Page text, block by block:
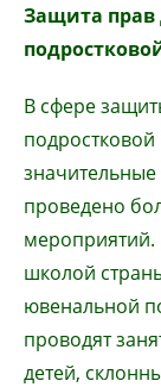
Защита прав
В сфере
подростковой
значительные
проведено
мероприятий.
школой
ювенальной
проводят
детей,